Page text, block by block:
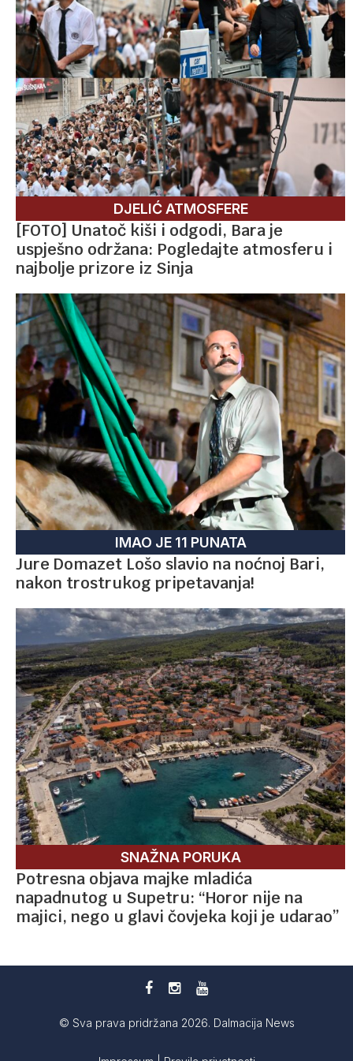
DJELIĆ ATMOSFERE
[FOTO] Unatoč kiši i odgodi, Bara je
uspješno održana: Pogledajte atmosferu i
najbolje prizore iz Sinja
IMAO JE 11 PUNATA
Jure Domazet Lošo slavio na noćnoj Bari,
nakon trostrukog pripetavanja!
SNAŽNA PORUKA
Potresna objava majke mladića
napadnutog u Supetru: “Horor nije na
majici, nego u glavi čovjeka koji je udarao”
© Sva prava pridržana 2026. Dalmacija News